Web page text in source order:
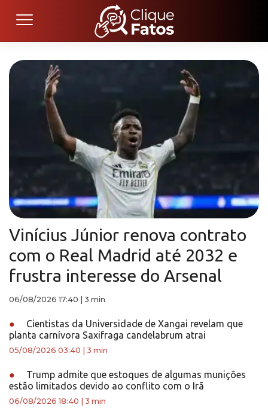
Vinícius Júnior renova contrato
com o Real Madrid até 2032 e
frustra interesse do Arsenal
06/08/2026 17:40 3 min
●
Cientistas da Universidade de Xangai revelam que
planta carnívora Saxifraga candelabrum atrai
05/08/2026 03:40 3 min
●
Trump admite que estoques de algumas munições
estão limitados devido ao conflito com o Irã
06/08/2026 18:40 3 min